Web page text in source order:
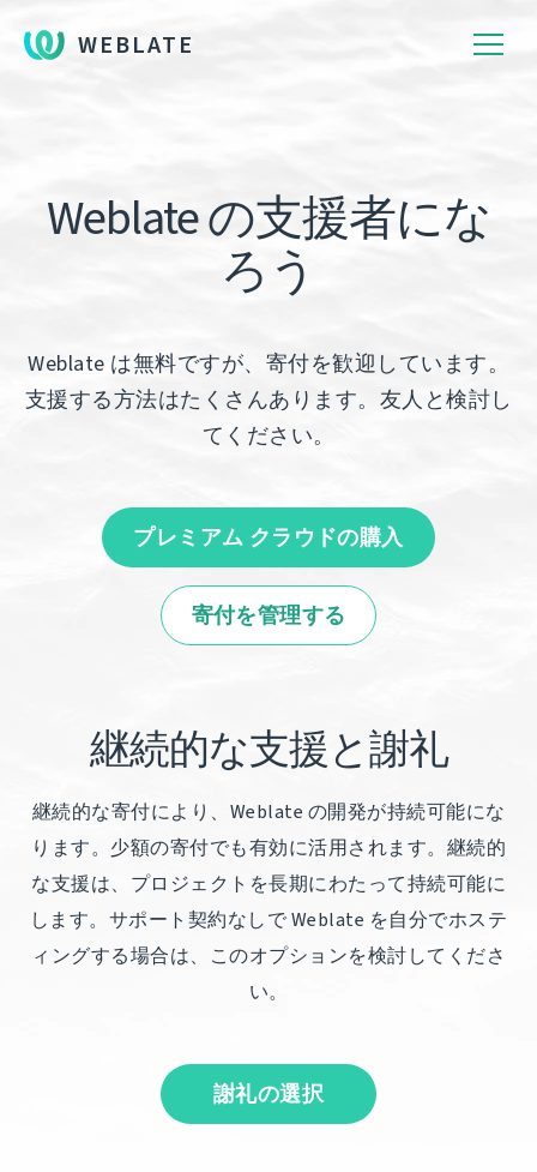
WEBLATE
Weblate の支援者にな
ろう
Weblate は無料ですが、寄付を歓迎しています。
支援する方法はたくさんあります。友人と検討し
てください。
プレミアム クラウドの購入
寄付を管理する
継続的な支援と謝礼
継続的な寄付により、Weblate の開発が持続可能にな
ります。少額の寄付でも有効に活用されます。継続的
な支援は、プロジェクトを長期にわたって持続可能に
します。サポート契約なしで Weblate を自分でホステ
ィングする場合は、このオプションを検討してくださ
い。
謝礼の選択